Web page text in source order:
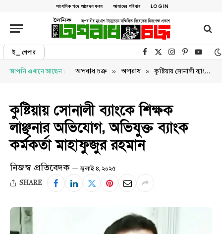
সাংবাদিক পদে আবেদন ফরম আমাদের পরিবার LOGIN
ই_পেপার Facebook
X (Twitter)Instagram
Pinterest
আপনি এখানে আছেন : অপরাধ চক্র » অপরাধ » কুষ্টিয়ায় সোনালী ব্যাংকে শিক্ষক লাঞ্ছনার অভিযোগ, অভিযুক্ত ব্যাংক কর্মকর্তা মাহাফুজুর রহমান
কুষ্টিয়ায় সোনালী ব্যাংকে শিক্ষক
লাঞ্ছনার অভিযোগ, অভিযুক্ত ব্যাংক
কর্মকর্তা মাহাফুজুর রহমান
নিজস্ব প্রতিবেদক জুলাই ৪, ২০২৫
SHARE